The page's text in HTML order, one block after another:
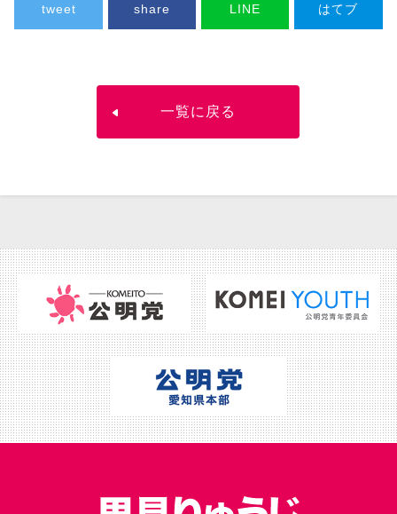
tweet share LINE はてブ
一覧に戻る